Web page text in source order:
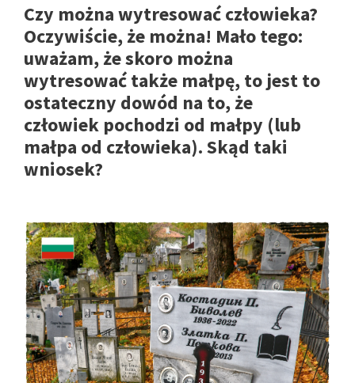
Czy można wytresować człowieka?
Oczywiście, że można! Mało tego:
uważam, że skoro można
wytresować także małpę, to jest to
ostateczny dowód na to, że
człowiek pochodzi od małpy (lub
małpa od człowieka). Skąd taki
wniosek?